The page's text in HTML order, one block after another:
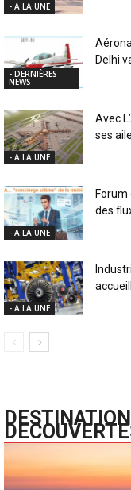
- A LA UNE
- DERNIÈRES
NEWS
Delhi
- A LA UNE
Avec
ses
- A LA UNE
Forum
des flux
- A LA UNE